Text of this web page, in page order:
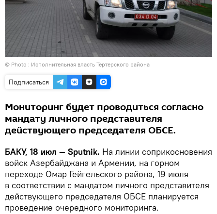
© Photo : Исполнительная власть Тертерского района
Подписаться
Мониторинг будет проводиться согласно
мандату личного представителя
действующего председателя ОБСЕ.
БАКУ, 18 июл — Sputnik. На линии соприкосновения
войск Азербайджана и Армении, на горном
переходе Омар Гейгельского района, 19 июля
в соответствии с мандатом личного представителя
действующего председателя ОБСЕ планируется
проведение очередного мониторинга.